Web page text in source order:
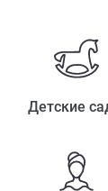
Детские